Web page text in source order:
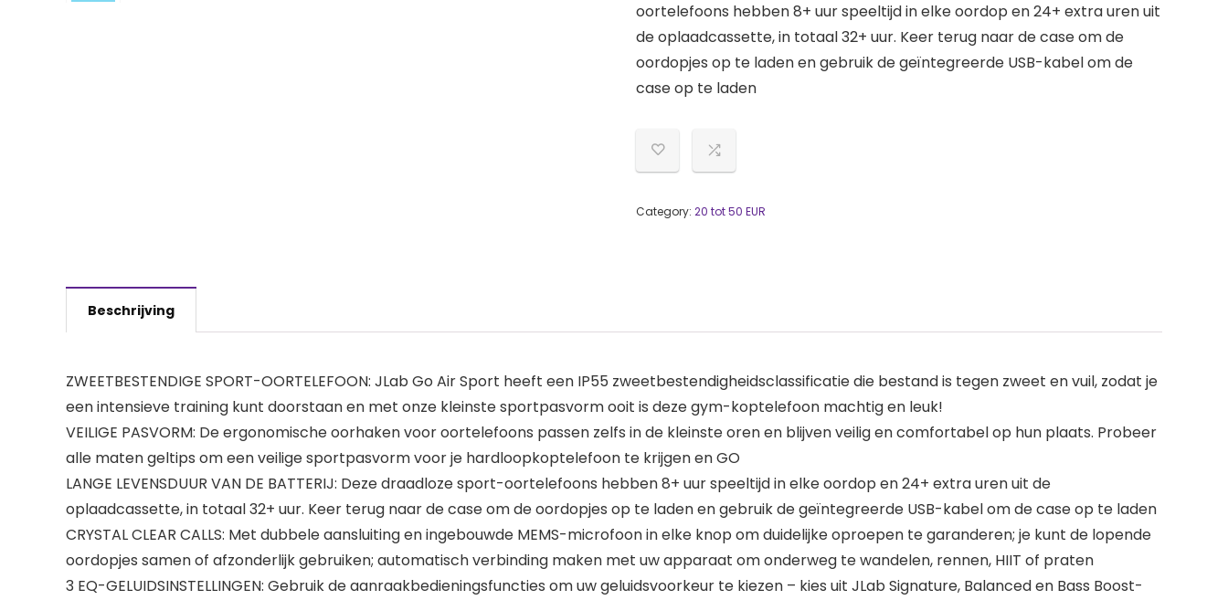
oortelefoons hebben 8+ uur speeltijd in elke oordop en 24+ extra uren uit
de oplaadcassette, in totaal 32+ uur. Keer terug naar de case om de
oordopjes op te laden en gebruik de geïntegreerde USB-kabel om de
case op te laden
Category: 20 tot 50 EUR
Beschrijving
ZWEETBESTENDIGE SPORT-OORTELEFOON: JLab Go Air Sport heeft een IP55 zweetbestendigheidsclassificatie die bestand is tegen zweet en vuil, zodat je
een intensieve training kunt doorstaan ​​en met onze kleinste sportpasvorm ooit is deze gym-koptelefoon machtig en leuk!
VEILIGE PASVORM: De ergonomische oorhaken voor oortelefoons passen zelfs in de kleinste oren en blijven veilig en comfortabel op hun plaats. Probeer
alle maten geltips om een ​​veilige sportpasvorm voor je hardloopkoptelefoon te krijgen en GO
LANGE LEVENSDUUR VAN DE BATTERIJ: Deze draadloze sport-oortelefoons hebben 8+ uur speeltijd in elke oordop en 24+ extra uren uit de
oplaadcassette, in totaal 32+ uur. Keer terug naar de case om de oordopjes op te laden en gebruik de geïntegreerde USB-kabel om de case op te laden
CRYSTAL CLEAR CALLS: Met dubbele aansluiting en ingebouwde MEMS-microfoon in elke knop om duidelijke oproepen te garanderen; je kunt de lopende
oordopjes samen of afzonderlijk gebruiken; automatisch verbinding maken met uw apparaat om onderweg te wandelen, rennen, HIIT of praten
3 EQ-GELUIDSINSTELLINGEN: Gebruik de aanraakbedieningsfuncties om uw geluidsvoorkeur te kiezen – kies uit JLab Signature, Balanced en Bass Boost-